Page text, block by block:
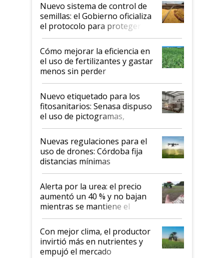
Nuevo sistema de control de
semillas: el Gobierno oficializa
el protocolo para proteger la
propiedad intelectual
Cómo mejorar la eficiencia en
el uso de fertilizantes y gastar
menos sin perder
productividad en la campaña
fina
Nuevo etiquetado para los
fitosanitarios: Senasa dispuso
el uso de pictogramas,
palabras de advertencia e
indicaciones
Nuevas regulaciones para el
uso de drones: Córdoba fija
distancias mínimas
Alerta por la urea: el precio
aumentó un 40 % y no bajan
mientras se mantiene el
conflicto en Medio Oriente
Con mejor clima, el productor
invirtió más en nutrientes y
empujó el mercado